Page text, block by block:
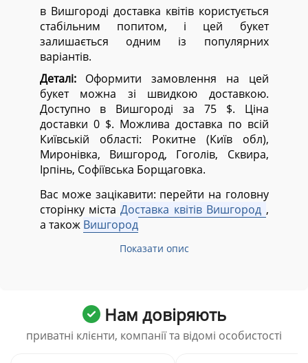
в Вишгороді доставка квітів користується
стабільним попитом, і цей букет
залишається одним із популярних
варіантів.
Деталі:Оформити замовлення на цей
букет можна зі швидкою доставкою.
Доступно в Вишгороді за 75 $. Ціна
доставки 0 $. Можлива доставка по всій
Київській області: Рокитне (Київ обл),
Миронівка, Вишгород, Гоголів, Сквира,
Ірпінь, Софіївська Борщаговка.
Вас може зацікавити: перейти на головну
сторінку містаДоставка квітів Вишгород ,
а також Вишгород
Показати опис
Нам довіряють
приватні клієнти, компанії та відомі особистості